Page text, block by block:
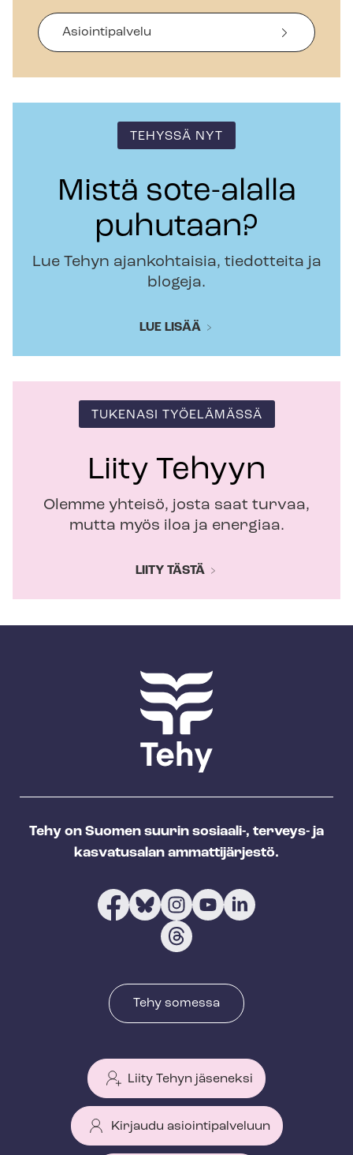
Asiointipalvelu
TEHYSSÄ NYT
Mistä sote-alalla
puhutaan?
Lue Tehyn ajankohtaisia, tiedotteita ja
blogeja.
LUE LISÄÄ
TUKENASI TYÖELÄMÄSSÄ
Liity Tehyyn
Olemme yhteisö, josta saat turvaa,
mutta myös iloa ja energiaa.
LIITY TÄSTÄ
Tehy on Suomen suurin sosiaali-, terveys- ja
kasvatusalan ammattijärjestö.
Tehy somessa
Liity Tehyn jäseneksi
Kirjaudu asiointipalveluun